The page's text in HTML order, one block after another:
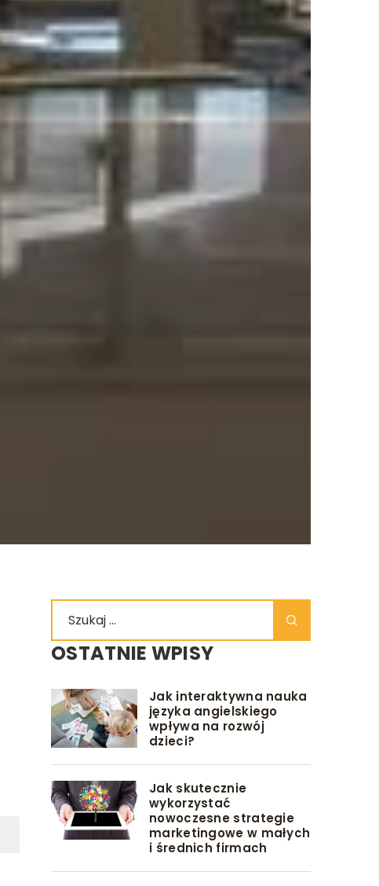
OSTATNIE WPISY
Jak interaktywna nauka
języka angielskiego
wpływa na rozwój
dzieci?
Jak skutecznie
wykorzystać
nowoczesne strategie
marketingowe w małych
i średnich firmach